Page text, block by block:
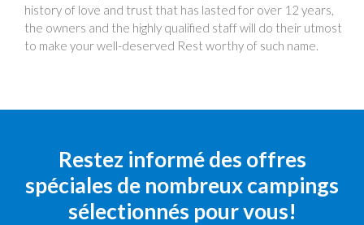
history of love and trust that has lasted for over 12 years,
the owners and the highly qualified staff will do their utmost
to make your well-deserved Rest worthy of such name.
Restez informé des offres
spéciales de nombreux campings
sélectionnés pour vous!